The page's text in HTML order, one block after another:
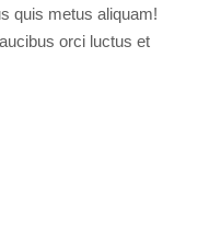
quis metus aliquam!
orci luctus et